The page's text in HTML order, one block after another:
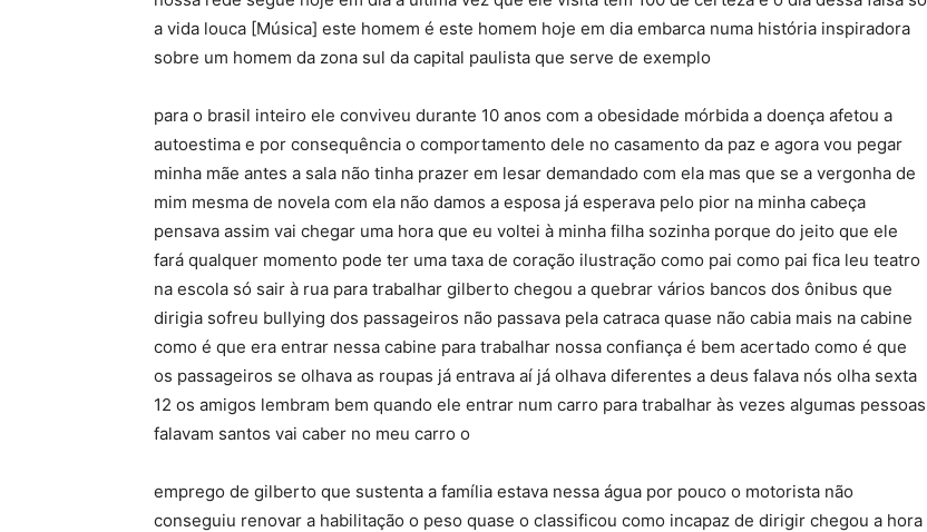
a vida louca [Música] este homem é este homem hoje em dia embarca numa história inspiradora
sobre um homem da zona sul da capital paulista que serve de exemplo
para o brasil inteiro ele conviveu durante 10 anos com a obesidade mórbida a doença afetou a
autoestima e por consequência o comportamento dele no casamento da paz e agora vou pegar
minha mãe antes a sala não tinha prazer em lesar demandado com ela mas que se a vergonha de
mim mesma de novela com ela não damos a esposa já esperava pelo pior na minha cabeça
pensava assim vai chegar uma hora que eu voltei à minha filha sozinha porque do jeito que ele
fará qualquer momento pode ter uma taxa de coração ilustração como pai como pai fica leu teatro
na escola só sair à rua para trabalhar gilberto chegou a quebrar vários bancos dos ônibus que
dirigia sofreu bullying dos passageiros não passava pela catraca quase não cabia mais na cabine
como é que era entrar nessa cabine para trabalhar nossa confiança é bem acertado como é que
os passageiros se olhava as roupas já entrava aí já olhava diferentes a deus falava nós olha sexta
12 os amigos lembram bem quando ele entrar num carro para trabalhar às vezes algumas pessoas
falavam santos vai caber no meu carro o
emprego de gilberto que sustenta a família estava nessa água por pouco o motorista não
conseguiu renovar a habilitação o peso quase o classificou como incapaz de dirigir chegou a hora